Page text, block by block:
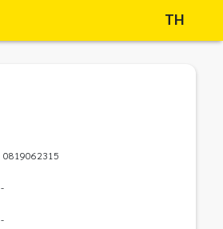
TH
0819062315
-
-